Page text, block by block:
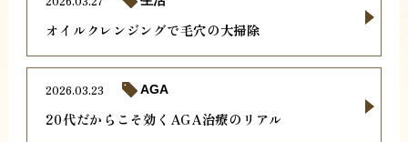
オイルクレンジングで毛穴の大掃除
20代だからこそ効くAGA治療のリアル
2026.03.23 AGA